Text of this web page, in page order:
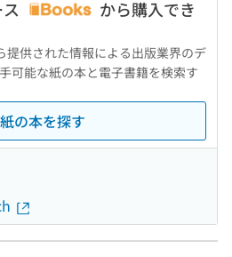
から購入でき
提供された情報による出版業界のデ
可能な紙の本と電子書籍を検索す
紙の本を探す